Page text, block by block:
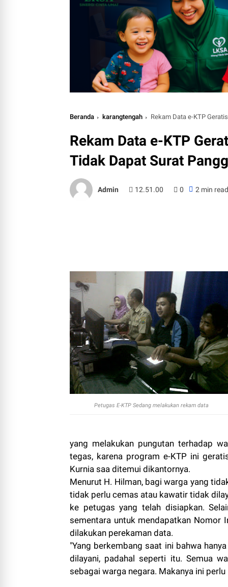
Beranda karangtengah Rekam Data e-KTP
Rekam Data e-KTP
Tidak Dapat Surat
Admin 12.51.00 0 2 min read
Petugas E-KTP Sedang melakukan rekam data
yang melakukan pungutan terhadap
tegas, karena program e-KTP ini
Kurnia saa ditemui dikantornya.
Menurut H. Hilman, bagi warga yang
tidak perlu cemas atau kawatir tidak
ke petugas yang telah disiapkan.
sementara untuk mendapatkan Nomor
dilakukan perekaman data.
"Yang berkembang saat ini bahwa
dilayani, padahal seperti itu. Semua
sebagai warga negara. Makanya ini